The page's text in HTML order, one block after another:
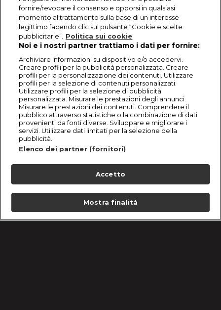
fornire/revocare il consenso e opporsi in qualsiasi
momento al trattamento sulla base di un interesse
legittimo facendo clic sul pulsante “Cookie e scelte
pubblicitarie”. Politica sui cookie
Noi e i nostri partner trattiamo i dati per fornire:
Archiviare informazioni su dispositivo e/o accedervi.
Creare profili per la pubblicità personalizzata. Creare
profili per la personalizzazione dei contenuti. Utilizzare
profili per la selezione di contenuti personalizzati.
Utilizzare profili per la selezione di pubblicità
personalizzata. Misurare le prestazioni degli annunci.
Misurare le prestazioni dei contenuti. Comprendere il
pubblico attraverso statistiche o la combinazione di dati
provenienti da fonti diverse. Sviluppare e migliorare i
servizi. Utilizzare dati limitati per la selezione della
pubblicità.
Elenco dei partner (fornitori)
Accetto
Mostra finalità